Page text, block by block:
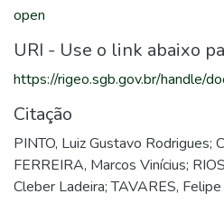
open
URI - Use o link abaixo
https://rigeo.sgb.gov.br/handle/
Citação
PINTO, Luiz Gustavo Rodrigues;
FERREIRA, Marcos Vinícius;
Cleber Ladeira; TAVARES,